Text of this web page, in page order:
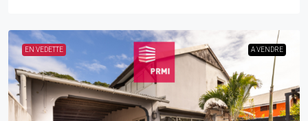
EN VEDETTE A VENDRE